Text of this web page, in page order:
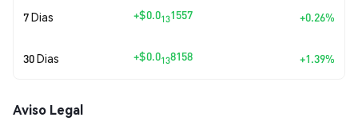
7 Dias +$0.0131557 +0.26%
30 Dias +$0.0138158 +1.39%
Aviso Legal